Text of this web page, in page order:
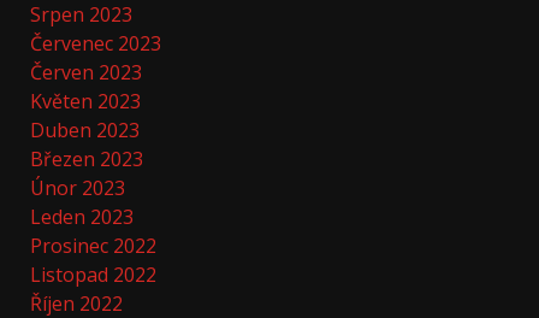
Srpen 2023
Červenec 2023
Červen 2023
Květen 2023
Duben 2023
Březen 2023
Únor 2023
Leden 2023
Prosinec 2022
Listopad 2022
Říjen 2022